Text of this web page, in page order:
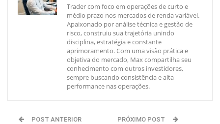
Trader com foco em operações de curto e
médio prazo nos mercados de renda variável.
Apaixonado por análise técnica e gestão de
risco, construiu sua trajetória unindo
disciplina, estratégia e constante
aprimoramento. Com uma visão prática e
objetiva do mercado, Max compartilha seu
conhecimento com outros investidores,
sempre buscando consistência e alta
performance nas operações.
POST ANTERIOR PRÓXIMO POST